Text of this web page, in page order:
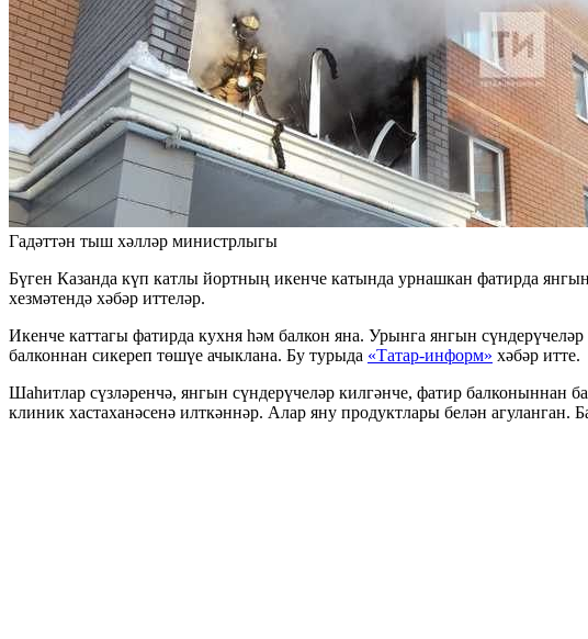
Гадәттән тыш хәлләр министрлыгы
Бүген Казанда күп катлы йортның икенче катында урнашкан фатирда
хезмәтендә хәбәр иттеләр.
Икенче каттагы фатирда кухня һәм балкон яна. Урынга янгын
балконнан сикереп төшүе ачыклана. Бу турыда «Татар-информ» хәбәр итте.
Шаһитлар сүзләренчә, янгын сүндерүчеләр килгәнче, фатир балконыннан
клиник хастаханәсенә илткәннәр. Алар яну продуктлары белән